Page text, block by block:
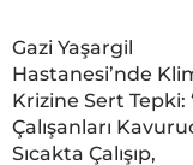
Gazi Yaşargil
Hastanesi’nde
Krizine Sert Tepki:
Çalışanları
Sıcakta Çalışıp,